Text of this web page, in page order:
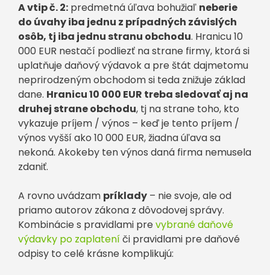
A vtip č. 2: predmetná úľava bohužiaľ neberie
do úvahy iba jednu z prípadných závislých
osôb, tj iba jednu stranu obchodu. Hranicu 10
000 EUR nestačí podliezť na strane firmy, ktorá si
uplatňuje daňový výdavok a pre štát dajmetomu
neprirodzeným obchodom si teda znižuje základ
dane. Hranicu 10 000 EUR treba sledovať aj na
druhej strane obchodu, tj na strane toho, kto
vykazuje príjem / výnos – keď je tento príjem /
výnos vyšší ako 10 000 EUR, žiadna úľava sa
nekoná. Akokeby ten výnos daná firma nemusela
zdaniť.
A rovno uvádzam príklady – nie svoje, ale od
priamo autorov zákona z dôvodovej správy.
Kombinácie s pravidlami pre vybrané daňové
výdavky po zaplateníči pravidlami pre daňové
odpisy to celé krásne komplikujú: